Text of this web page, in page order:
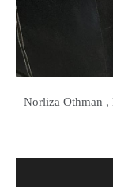
Norliza Othman